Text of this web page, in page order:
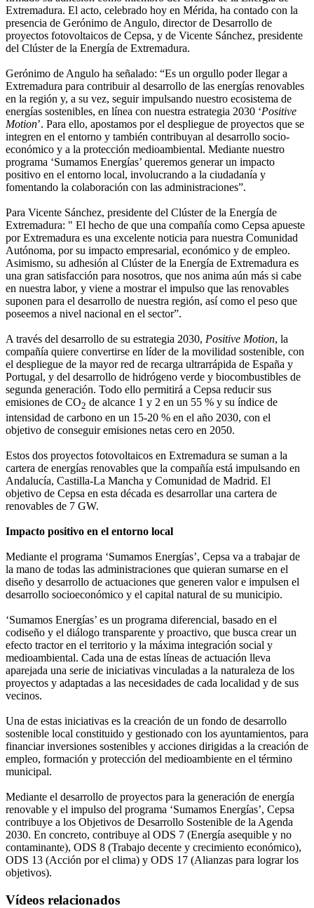
Extremadura. El acto, celebrado hoy en Mérida, ha contado con la
presencia de Gerónimo de Angulo, director de Desarrollo de
proyectos fotovoltaicos de Cepsa, y de Vicente Sánchez, presidente
del Clúster de la Energía de Extremadura.
Gerónimo de Angulo ha señalado: “Es un orgullo poder llegar a
Extremadura para contribuir al desarrollo de las energías renovables
en la región y, a su vez, seguir impulsando nuestro ecosistema de
energías sostenibles, en línea con nuestra estrategia 2030 ‘Positive
Motion’. Para ello, apostamos por el despliegue de proyectos que se
integren en el entorno y también contribuyan al desarrollo socio-
económico y a la protección medioambiental. Mediante nuestro
programa ‘Sumamos Energías’ queremos generar un impacto
positivo en el entorno local, involucrando a la ciudadanía y
fomentando la colaboración con las administraciones”.
Para Vicente Sánchez, presidente del Clúster de la Energía de
Extremadura: " El hecho de que una compañía como Cepsa apueste
por Extremadura es una excelente noticia para nuestra Comunidad
Autónoma, por su impacto empresarial, económico y de empleo.
Asimismo, su adhesión al Clúster de la Energía de Extremadura es
una gran satisfacción para nosotros, que nos anima aún más si cabe
en nuestra labor, y viene a mostrar el impulso que las renovables
suponen para el desarrollo de nuestra región, así como el peso que
poseemos a nivel nacional en el sector”.
A través del desarrollo de su estrategia 2030, Positive Motion, la
compañía quiere convertirse en líder de la movilidad sostenible, con
el despliegue de la mayor red de recarga ultrarrápida de España y
Portugal, y del desarrollo de hidrógeno verde y biocombustibles de
segunda generación. Todo ello permitirá a Cepsa reducir sus
emisiones de CO2 de alcance 1 y 2 en un 55 % y su índice de
intensidad de carbono en un 15-20 % en el año 2030, con el
objetivo de conseguir emisiones netas cero en 2050.
Estos dos proyectos fotovoltaicos en Extremadura se suman a la
cartera de energías renovables que la compañía está impulsando en
Andalucía, Castilla-La Mancha y Comunidad de Madrid. El
objetivo de Cepsa en esta década es desarrollar una cartera de
renovables de 7 GW.
Impacto positivo en el entorno local
Mediante el programa ‘Sumamos Energías’, Cepsa va a trabajar de
la mano de todas las administraciones que quieran sumarse en el
diseño y desarrollo de actuaciones que generen valor e impulsen el
desarrollo socioeconómico y el capital natural de su municipio.
‘Sumamos Energías’ es un programa diferencial, basado en el
codiseño y el diálogo transparente y proactivo, que busca crear un
efecto tractor en el territorio y la máxima integración social y
medioambiental. Cada una de estas líneas de actuación lleva
aparejada una serie de iniciativas vinculadas a la naturaleza de los
proyectos y adaptadas a las necesidades de cada localidad y de sus
vecinos.
Una de estas iniciativas es la creación de un fondo de desarrollo
sostenible local constituido y gestionado con los ayuntamientos, para
financiar inversiones sostenibles y acciones dirigidas a la creación de
empleo, formación y protección del medioambiente en el término
municipal.
Mediante el desarrollo de proyectos para la generación de energía
renovable y el impulso del programa ‘Sumamos Energías’, Cepsa
contribuye a los Objetivos de Desarrollo Sostenible de la Agenda
2030. En concreto, contribuye al ODS 7 (Energía asequible y no
contaminante), ODS 8 (Trabajo decente y crecimiento económico),
ODS 13 (Acción por el clima) y ODS 17 (Alianzas para lograr los
objetivos).
Vídeos relacionados